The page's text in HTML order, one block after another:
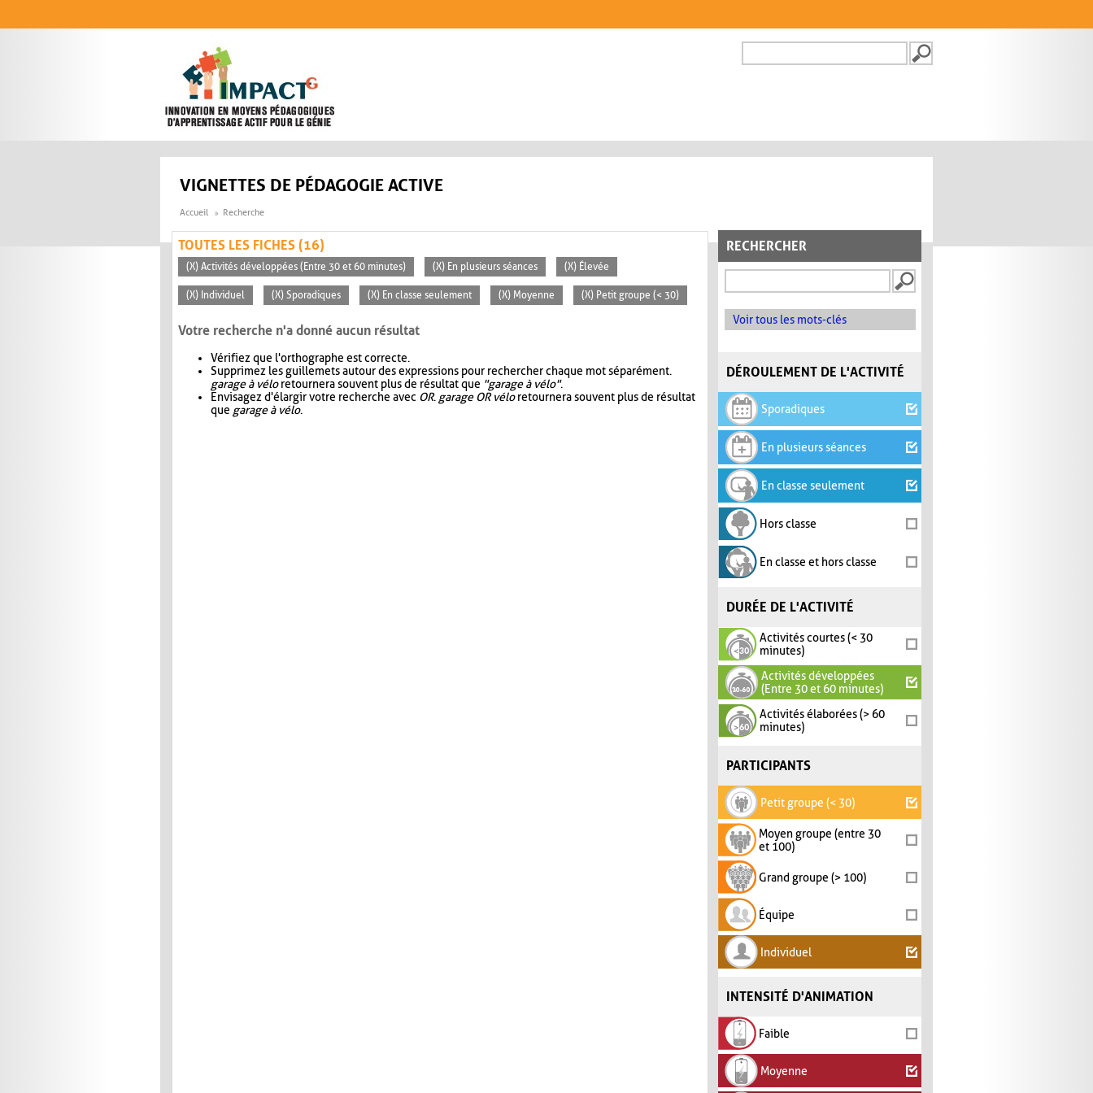
FORMULAIRE DE
VIGNETTES DE PÉDAGOGIE ACTIVE
Accueil Recherche
RECHERCHER
Voir tous les mots-clés
DÉROULEMENT DE L'ACTIVITÉ
Sporadiques
En plusieurs séances
En classe seulement
Hors classe
En classe et hors classe
DURÉE DE L'ACTIVITÉ
Activités courtes (< 30
minutes)
Activités développées
(Entre 30 et 60 minutes)
Activités élaborées (> 60
minutes)
PARTICIPANTS
Petit groupe (< 30)
Moyen groupe (entre 30
et 100)
Grand groupe (> 100)
Équipe
Individuel
INTENSITÉ D'ANIMATION
Faible
Moyenne
TOUTES LES FICHES (16)
(X) Activités développées (Entre 30 et 60 minutes) (X) En plusieurs séances (X) Élevée
(X) Individuel (X) Sporadiques (X) En classe seulement (X) Moyenne (X) Petit groupe (< 30)
Votre recherche n'a donné aucun résultat
Vérifiez que l'orthographe est correcte.
Supprimez les guillemets autour des expressions pour rechercher chaque mot séparément.
garage à véloretournera souvent plus de résultat que "garage à vélo".
Envisagez d'élargir votre recherche avec OR. garage OR véloretournera souvent plus de résultat
que garage à vélo.